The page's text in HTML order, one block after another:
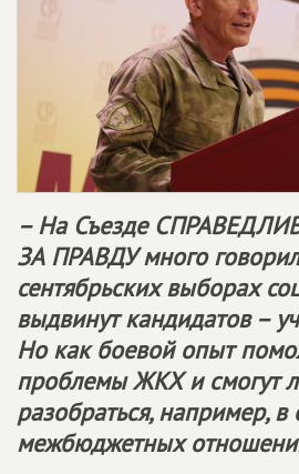
– На Съезде
ЗА ПРАВДУмного
сентябрьских выборах
выдвинут кандидатов –
Но как боевой опыт
проблемы ЖКХ и смогут
разобраться, например, в
межбюджетных